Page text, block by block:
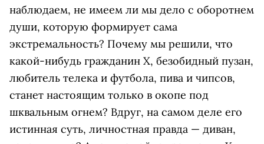
наблюдаем, не имеем ли мы дело с оборотнем
души, которую формирует сама
экстремальность? Почему мы решили, что
какой-нибудь гражданин Х, безобидный пузан,
любитель телека и футбола, пива и чипсов,
станет настоящим только в окопе под
шквальным огнем? Вдруг, на самом деле его
истинная суть, личностная правда — диван,